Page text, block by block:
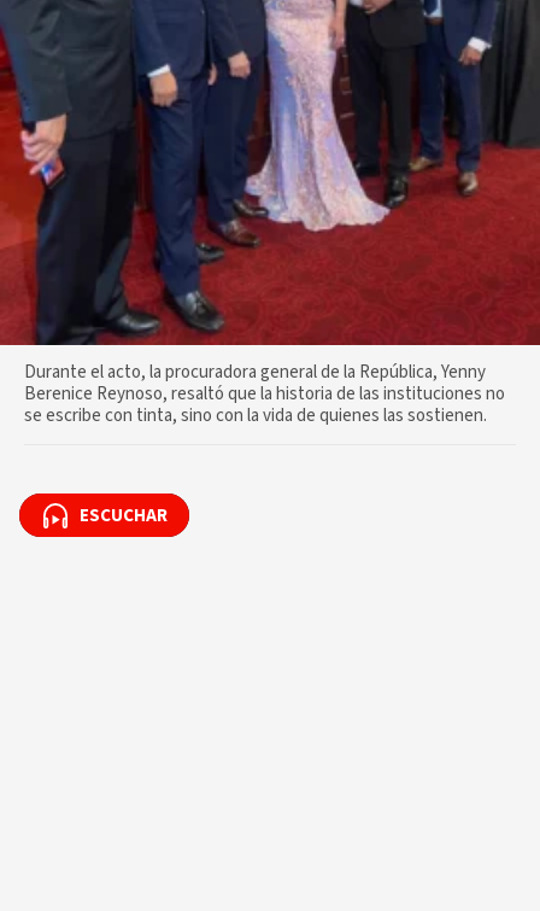
Durante el acto, la procuradora general de la República, Yenny
Berenice Reynoso, resaltó que la historia de las instituciones no
se escribe con tinta, sino con la vida de quienes las sostienen.
ESCUCHAR
ESCUCHAR